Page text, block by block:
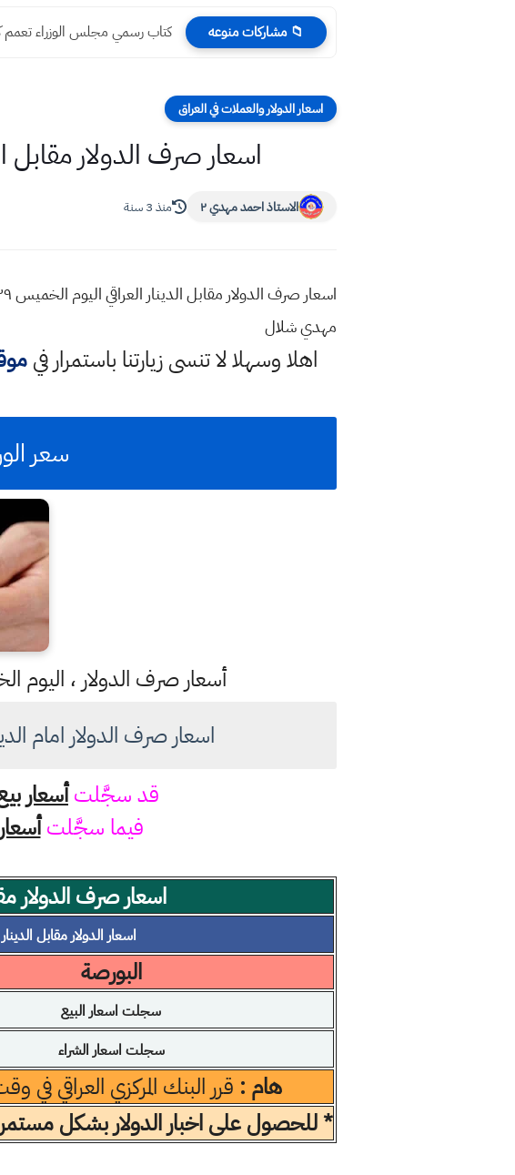
📁 مشاركات منوعه كتاب رسمي مجلس الوزراء تعمم
اسعار الدولار والعملات في العراق
اسعار صرف الدولار مقابل
الاستاذ احمد مهدي ٢ منذ 3 سنة
مهدي شلال
اهلا وسهلالا تنسى زيارتنا باستمرار في
سعر
أسعار صرف الدولار ، اليوم
اسعار صرف الدولار امام الدينار اليوم
قد سجَّلتأسعار
فيما سجَّلت
اسعار صرف الدولار
اسعار الدولار مقابل الدينار
البورصة
سجلت اسعار البيع
سجلت اسعار الشراء
هام : قرر البنك المركزي العراقي في
* للحصول على اخبار الدولار بشكل مستمر